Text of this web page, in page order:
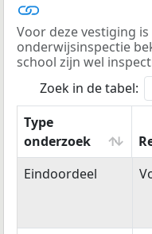
Voor deze vestiging
onderwijsinspectie
school zijn wel
Zoek in de tabel:
Type
onderzoek
Type
Eindoordeel